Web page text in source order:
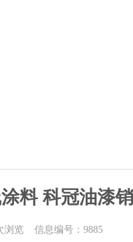
料 科冠油漆
浏览 信息编号：9885